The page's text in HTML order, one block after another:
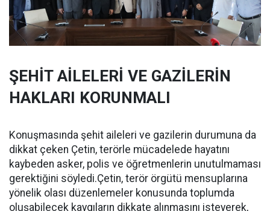
ŞEHİT AİLELERİ VE GAZİLERİN
HAKLARI KORUNMALI
Konuşmasında şehit aileleri ve gazilerin durumuna da
dikkat çeken Çetin, terörle mücadelede hayatını
kaybeden asker, polis ve öğretmenlerin unutulmaması
gerektiğini söyledi.Çetin, terör örgütü mensuplarına
yönelik olası düzenlemeler konusunda toplumda
oluşabilecek kaygıların dikkate alınmasını isteyerek,